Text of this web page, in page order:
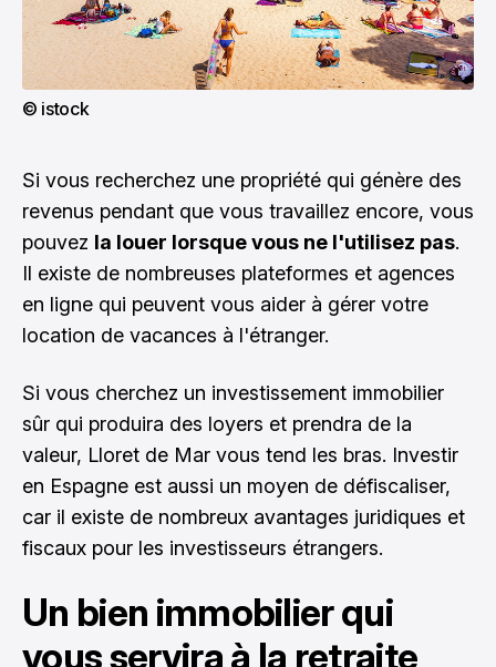
© istock
Si vous recherchez une propriété qui génère des
revenus pendant que vous travaillez encore, vous
pouvez la louer lorsque vous ne l'utilisez pas.
Il existe de nombreuses plateformes et agences
en ligne qui peuvent vous aider à gérer votre
location de vacances à l'étranger.
Si vous cherchez un investissement immobilier
sûr qui produira des loyers et prendra de la
valeur, Lloret de Mar vous tend les bras. Investir
en Espagne est aussi un moyen de défiscaliser,
car il existe de nombreux avantages juridiques et
fiscaux pour les investisseurs étrangers.
Un bien immobilier qui
vous servira à la retraite